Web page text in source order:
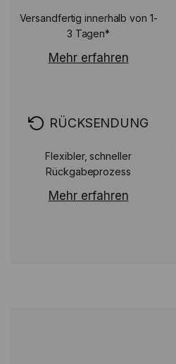
Versandfertig innerhalb von 1-
3 Tagen*
Mehr erfahren
RÜCKSENDUNG
Flexibler, schneller
Rückgabeprozess
Mehr erfahren